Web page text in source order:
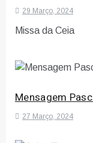
29 Março, 2024
Missa da Ceia
Mensagem
27 Março, 2024